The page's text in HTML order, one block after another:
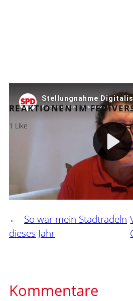
REAKTIONEN IM
1 Like
#Verwaltungsdigitalisierung
← So war mein Stadtradeln
dieses Jahr
Kommentare